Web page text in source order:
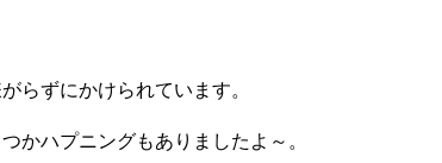
らずにかけられています。
かハプニングもありましたよ～。